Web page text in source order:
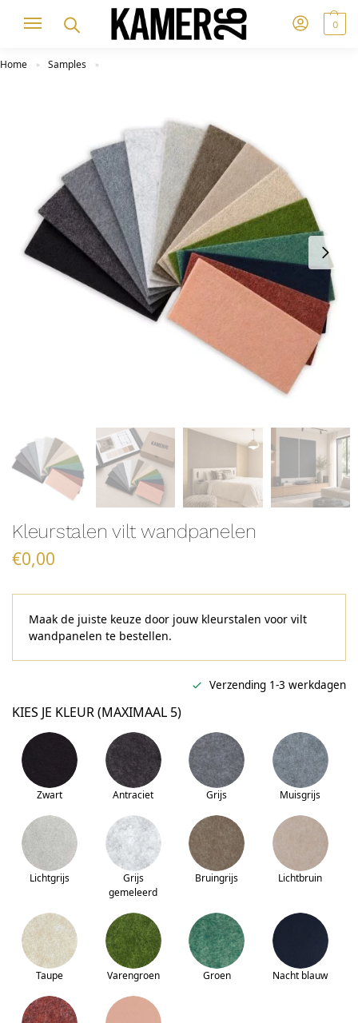
0
Home » Samples »
Kleurstalen vilt wandpanelen
€0,00
Maak de juiste keuze door jouw kleurstalen voor vilt
wandpanelen te bestellen.
Verzending 1-3 werkdagen
KIES JE KLEUR (MAXIMAAL 5)
Zwart Antraciet Grijs Muisgrijs
Lichtgrijs
Grijs
gemeleerd
Bruingrijs Lichtbruin
Taupe Varengroen Groen Nacht blauw